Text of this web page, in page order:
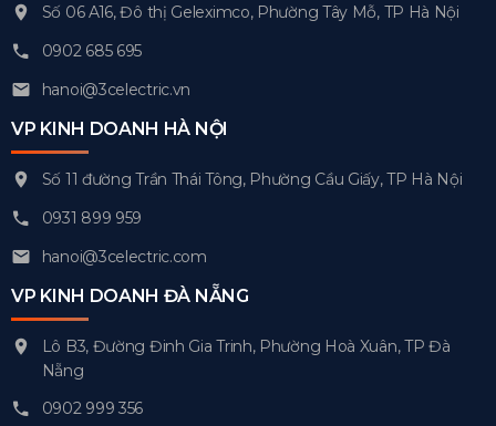
Số 06 A16, Đô thị Geleximco, Phường Tây Mỗ, TP Hà Nội
0902 685 695
hanoi@3celectric.vn
VP KINH DOANH HÀ NỘI
Số 11 đường Trần Thái Tông, Phường Cầu Giấy, TP Hà Nội
0931 899 959
hanoi@3celectric.com
VP KINH DOANH ĐÀ NẴNG
Lô B3, Đường Đinh Gia Trinh, Phường Hoà Xuân, TP Đà
Nẵng
0902 999 356